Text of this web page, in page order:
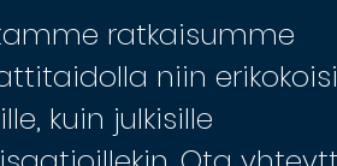
ratkaisumme
niin
kuin julkisille